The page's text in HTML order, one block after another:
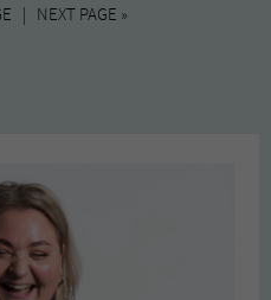
| NEXT PAGE »